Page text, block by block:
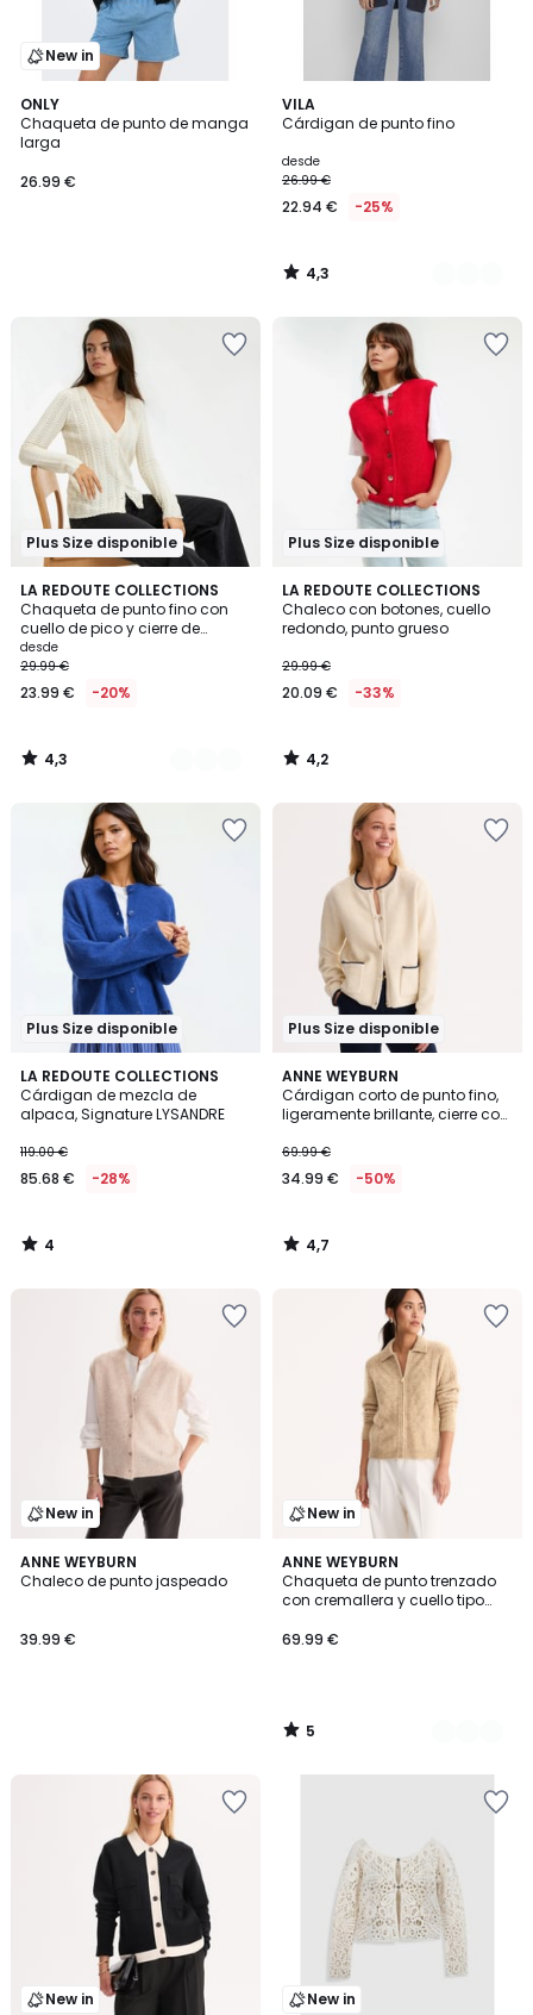
New in
ONLY
Chaqueta de punto de manga
larga
26.99 €
VILA
Cárdigan de punto fino
desde
26.99 €
22.94 € -25%
4,3
/ 5
3
Colores
4,3
/
Plus Size disponible
LA REDOUTE COLLECTIONS
Chaqueta de punto fino con
cuello de pico y cierre de
botones
desde
29.99 €
23.99 € -20%
4,3
/ 5
2
Colores
4,3
/
Plus Size disponible
LA REDOUTE COLLECTIONS
Chaleco con botones, cuello
redondo, punto grueso
29.99 €
20.09 € -33%
4,2
/ 5
4,2
/
Plus Size disponible
LA REDOUTE COLLECTIONS
Cárdigan de mezcla de
alpaca, Signature LYSANDRE
119.00 €
85.68 € -28%
4
/
5
4
/
Plus Size disponible
ANNE WEYBURN
Cárdigan corto de punto fino,
ligeramente brillante, cierre con
69.99 €
34.99 € -50%
4,7
/ 5
4,7
/
New in
ANNE WEYBURN
Chaleco de punto jaspeado
39.99 €
New in
ANNE WEYBURN
Chaqueta de punto trenzado
con cremallera y cuello tipo
69.99 €
5
/
5
2
Colores
5
/
New in New in